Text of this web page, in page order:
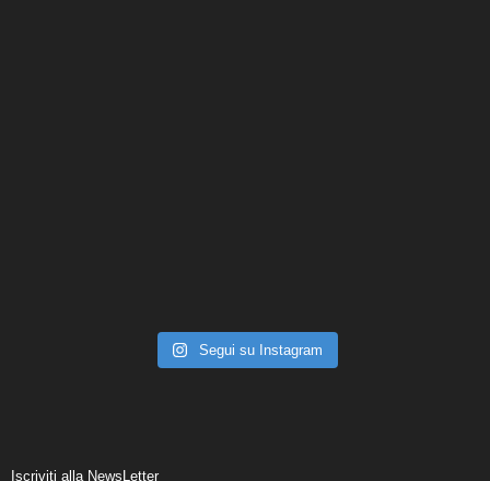
Segui su Instagram
Iscriviti alla NewsLetter